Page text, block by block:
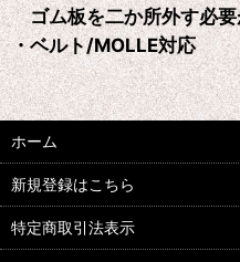
ゴム板を二か所外す必要
・ベルト/MOLLE対応
ホーム
新規登録はこちら
特定商取引法表示